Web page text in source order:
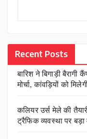
Recent Posts
बारिश ने बिगाड़ी
मोर्चा, कांवड़ियों को
कलियर उर्स मेले की
ट्रैफिक व्यवस्था पर बड़ा